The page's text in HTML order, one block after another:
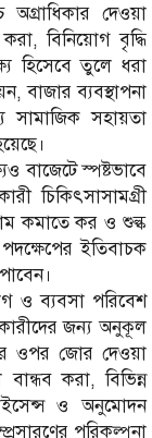
অগ্রাধিকার দেওয়া
করা, বিনিয়োগ বৃদ্ধি
হিসেবে তুলে ধরা
বাজার ব্যবস্থাপনা
সামাজিক সহায়তা
বাজেটে স্পষ্টভাবে
চিকিৎসাসামগ্রী
কমাতে কর ও শুল্ক
ইতিবাচক
ও ব্যবসা পরিবেশ
জন্য অনুকূল
ওপর জোর দেওয়া
করা, বিভিন্ন
ও অনুমোদন
পরিকল্পনা